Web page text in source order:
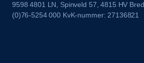
9598 4801 LN, Spinveld 57, 4815 HV
(0)76-5254 000 KvK-nummer: 27136821